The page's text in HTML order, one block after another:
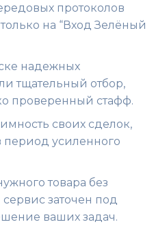
протоколов
на “Вход Зелёный
надежных
тщательный отбор,
проверенный стафф.
своих сделок,
период усиленного
товара без
заточен под
ваших задач.